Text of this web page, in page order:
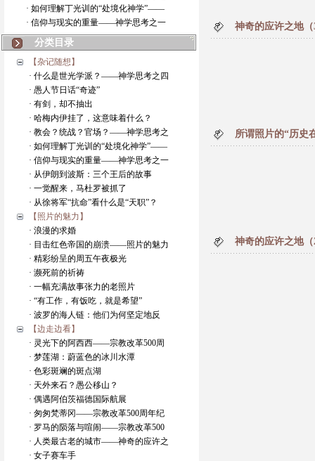
· 如何理解丁光训的“处境化神学”——
· 信仰与现实的重量——神学思考之一
分类目录
【杂记随想】
· 什么是世光学派？——神学思考之四
· 愚人节日话“奇迹”
· 有剑，却不抽出
· 哈梅内伊挂了，这意味着什么？
· 教会？统战？官场？——神学思考之
· 如何理解丁光训的“处境化神学”——
· 信仰与现实的重量——神学思考之一
· 从伊朗到波斯：三个王后的故事
· 一觉醒来，马杜罗被抓了
· 从徐将军“抗命”看什么是“天职”？
【照片的魅力】
· 浪漫的求婚
· 目击红色帝国的崩溃——照片的魅力
· 精彩纷呈的周五午夜极光
· 濒死前的祈祷
· 一幅充满故事张力的老照片
· “有工作，有饭吃，就是希望”
· 波罗的海人链：他们为何坚定地反
【边走边看】
· 灵光下的阿西西——宗教改革500周
· 梦莲湖：蔚蓝色的冰川水潭
· 色彩斑斓的斑点湖
· 天外来石？愚公移山？
· 偶遇阿伯茨福德国际航展
· 匆匆梵蒂冈——宗教改革500周年纪
· 罗马的陨落与喧闹——宗教改革500
· 人类最古老的城市——神奇的应许之
· 女子赛车手
神奇的应许之地
所谓照片的“历史
神奇的应许之地